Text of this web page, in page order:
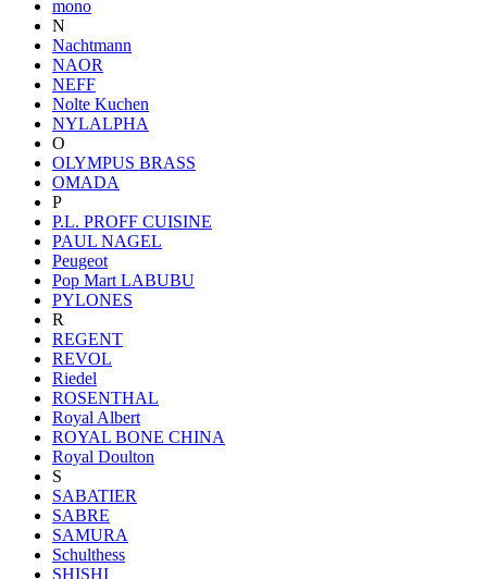
mono
N
Nachtmann
NAOR
NEFF
Nolte Kuchen
NYLALPHA
O
OLYMPUS BRASS
OMADA
P
P.L. PROFF CUISINE
PAUL NAGEL
Peugeot
Pop Mart LABUBU
PYLONES
R
REGENT
REVOL
Riedel
ROSENTHAL
Royal Albert
ROYAL BONE CHINA
Royal Doulton
S
SABATIER
SABRE
SAMURA
Schulthess
SHISHI